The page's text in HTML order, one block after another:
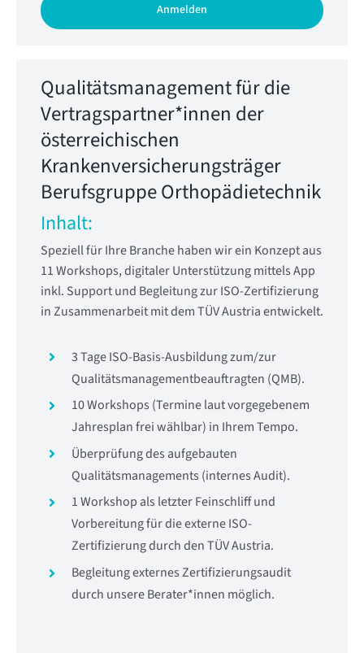
Anmelden
Qualitätsmanagementfür die
Vertragspartner*innen der
österreichischen
Krankenversicherungsträger
Berufsgruppe Orthopädietechnik
Inhalt:
Speziell für Ihre Branche haben wir ein Konzept aus
11 Workshops,digitaler Unterstützungmittels App
inkl. Support und Begleitung zurISO-Zertifizierung
in Zusammenarbeit mit demTÜV Austriaentwickelt.
3 TageISO-Basis-Ausbildungzum/zur
Qualitätsmanagementbeauftragten (QMB).
10 Workshops (Termine laut vorgegebenem
Jahresplanfrei wählbar) in Ihrem Tempo.
Überprüfungdes aufgebauten
Qualitätsmanagements (internes Audit).
1 Workshop als letzter Feinschliff und
Vorbereitung für die externeISO-
Zertifizierung durch den TÜV Austria.
Begleitungexternes Zertifizierungsaudit
durch unsere Berater*innen möglich.